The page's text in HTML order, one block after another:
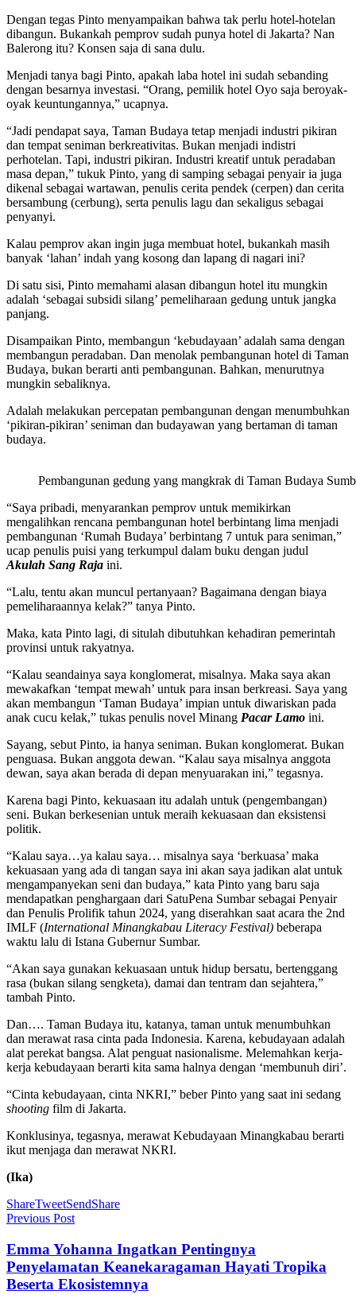
Dengan tegas Pinto menyampaikan bahwa tak perlu hotel-hotelan
dibangun. Bukankah pemprov sudah punya hotel di Jakarta? Nan
Balerong itu? Konsen saja di sana dulu.
Menjadi tanya bagi Pinto, apakah laba hotel ini sudah sebanding
dengan besarnya investasi. “Orang, pemilik hotel Oyo saja beroyak-
oyak keuntungannya,” ucapnya.
“Jadi pendapat saya, Taman Budaya tetap menjadi industri pikiran
dan tempat seniman berkreativitas. Bukan menjadi indistri
perhotelan. Tapi, industri pikiran. Industri kreatif untuk peradaban
masa depan,” tukuk Pinto, yang di samping sebagai penyair ia juga
dikenal sebagai wartawan, penulis cerita pendek (cerpen) dan cerita
bersambung (cerbung), serta penulis lagu dan sekaligus sebagai
penyanyi.
Kalau pemprov akan ingin juga membuat hotel, bukankah masih
banyak ‘lahan’ indah yang kosong dan lapang di nagari ini?
Di satu sisi, Pinto memahami alasan dibangun hotel itu mungkin
adalah ‘sebagai subsidi silang’ pemeliharaan gedung untuk jangka
panjang.
Disampaikan Pinto, membangun ‘kebudayaan’ adalah sama dengan
membangun peradaban. Dan menolak pembangunan hotel di Taman
Budaya, bukan berarti anti pembangunan. Bahkan, menurutnya
mungkin sebaliknya.
Adalah melakukan percepatan pembangunan dengan menumbuhkan
‘pikiran-pikiran’ seniman dan budayawan yang bertaman di taman
budaya.
Pembangunan gedung yang mangkrak di Taman Budaya
“Saya pribadi, menyarankan pemprov untuk memikirkan
mengalihkan rencana pembangunan hotel berbintang lima menjadi
pembangunan ‘Rumah Budaya’ berbintang 7 untuk para seniman,”
ucap penulis puisi yang terkumpul dalam buku dengan judul
Akulah Sang Raja ini.
“Lalu, tentu akan muncul pertanyaan? Bagaimana dengan biaya
pemeliharaannya kelak?” tanya Pinto.
Maka, kata Pinto lagi, di situlah dibutuhkan kehadiran pemerintah
provinsi untuk rakyatnya.
“Kalau seandainya saya konglomerat, misalnya. Maka saya akan
mewakafkan ‘tempat mewah’ untuk para insan berkreasi. Saya yang
akan membangun ‘Taman Budaya’ impian untuk diwariskan pada
anak cucu kelak,” tukas penulis novel Minang Pacar Lamo ini.
Sayang, sebut Pinto, ia hanya seniman. Bukan konglomerat. Bukan
penguasa. Bukan anggota dewan. “Kalau saya misalnya anggota
dewan, saya akan berada di depan menyuarakan ini,” tegasnya.
Karena bagi Pinto, kekuasaan itu adalah untuk (pengembangan)
seni. Bukan berkesenian untuk meraih kekuasaan dan eksistensi
politik.
“Kalau saya…ya kalau saya… misalnya saya ‘berkuasa’ maka
kekuasaan yang ada di tangan saya ini akan saya jadikan alat untuk
mengampanyekan seni dan budaya,” kata Pinto yang baru saja
mendapatkan penghargaan dari SatuPena Sumbar sebagai Penyair
dan Penulis Prolifik tahun 2024, yang diserahkan saat acara the 2nd
IMLF (International Minangkabau Literacy Festival) beberapa
waktu lalu di Istana Gubernur Sumbar.
“Akan saya gunakan kekuasaan untuk hidup bersatu, bertenggang
rasa (bukan silang sengketa), damai dan tentram dan sejahtera,”
tambah Pinto.
Dan…. Taman Budaya itu, katanya, taman untuk menumbuhkan
dan merawat rasa cinta pada Indonesia. Karena, kebudayaan adalah
alat perekat bangsa. Alat penguat nasionalisme. Melemahkan kerja-
kerja kebudayaan berarti kita sama halnya dengan ‘membunuh diri’.
“Cinta kebudayaan, cinta NKRI,” beber Pinto yang saat ini sedang
shooting film di Jakarta.
Konklusinya, tegasnya, merawat Kebudayaan Minangkabau berarti
ikut menjaga dan merawat NKRI.
(Ika)
ShareTweetSendShare
Previous Post
Emma Yohanna Ingatkan Pentingnya
Penyelamatan Keanekaragaman Hayati Tropika
Beserta Ekosistemnya